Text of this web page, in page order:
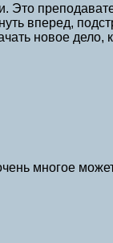
вперед,
новое дело,
многое может